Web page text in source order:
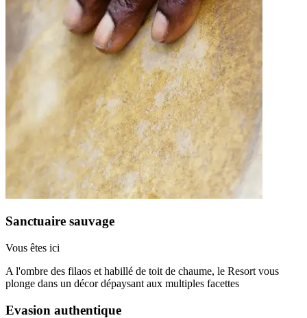
Sanctuaire sauvage
Vous êtes ici
A l'ombre des filaos et habillé de toit de chaume, le Resort vous
plonge dans un décor dépaysant aux multiples facettes​
Evasion authentique